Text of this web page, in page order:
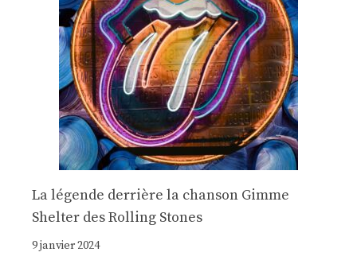
La légende derrière la chanson Gimme
Shelter des Rolling Stones
9 janvier 2024